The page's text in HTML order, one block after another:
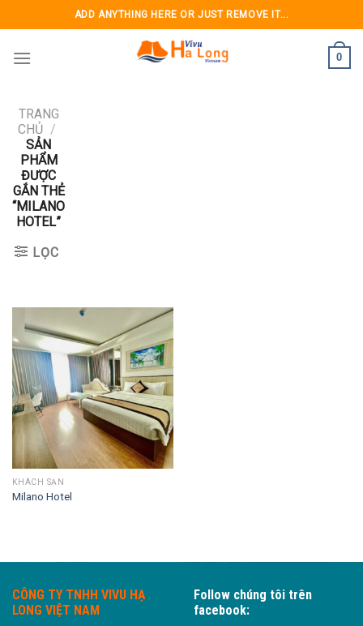
to
content
ADD ANYTHING HERE OR JUST REMOVE IT...
0
TRANG
CHỦ /
SẢN
PHẨM
ĐƯỢC
GẮN THẺ
“MILANO
HOTEL”
LỌC
KHÁCH SẠN
Milano Hotel
CÔNG TY TNHH VIVU HẠ
LONG VIỆT NAM
Follow chúng tôi trên
facebook: